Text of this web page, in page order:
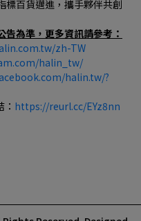
標百貨邁進，攜手夥伴共創
為準，更多資訊請參考：
zh-TW
halin_tw/
halin.tw/?
https://reurl.cc/EYz8nn